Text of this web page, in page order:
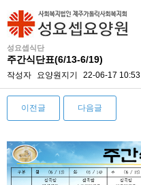
성요셉식단
주간식단표(6/13-6/19)
작성자 요양원지기 22-06-17 10:53
이전글 다음글
본문